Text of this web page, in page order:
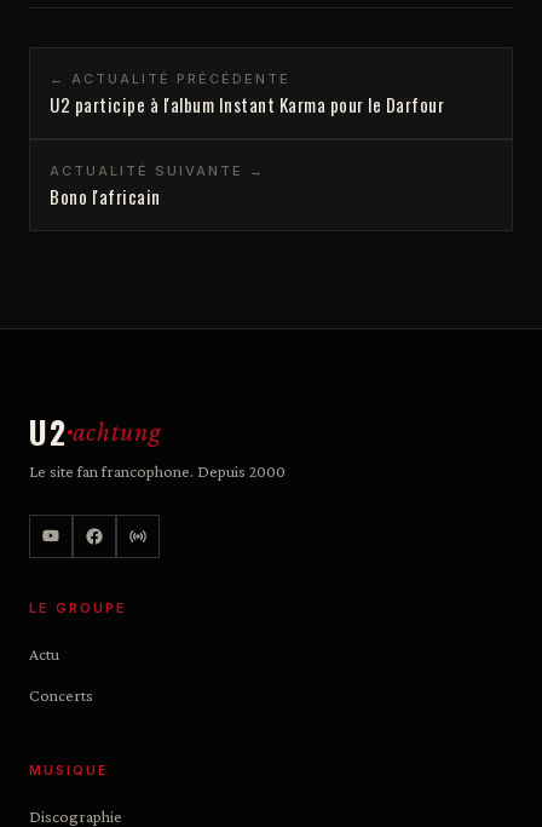
← ACTUALITÉ PRÉCÉDENTE
U2 participe à l'album Instant Karma pour le Darfour
ACTUALITÉ SUIVANTE →
Bono l'africain
U2 achtung
Le site fan francophone. Depuis 2000
LE GROUPE
Actu
Concerts
MUSIQUE
Discographie